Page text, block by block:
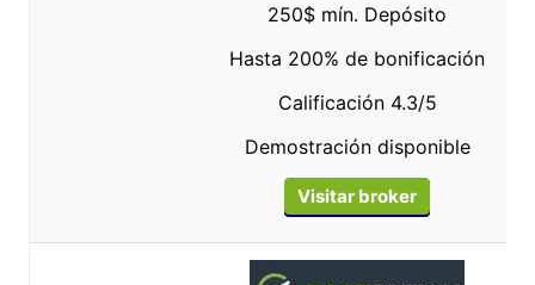
250$ mín. Depósito
Hasta 200% de bonificación
Calificación 4.3/5
Demostración disponible
Visitar broker